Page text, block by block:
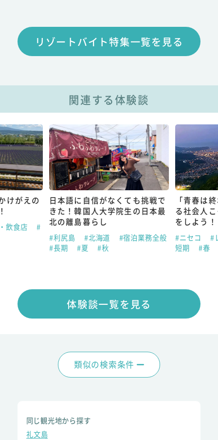
リゾートバイト特集一覧を見る
関連する体験談
けがえの
飲食店 #
日本語に自信がなくても挑戦で
きた！韓国人大学院生の日本最
北の離島暮らし
#利尻島 #北海道
#宿泊業務全般
#長期
#夏 #秋
「青春は
る社会人
をしよう！
#ニセコ
#
短期
#春
体験談一覧を見る
類似の検索条件
同じ観光地から探す
礼文島